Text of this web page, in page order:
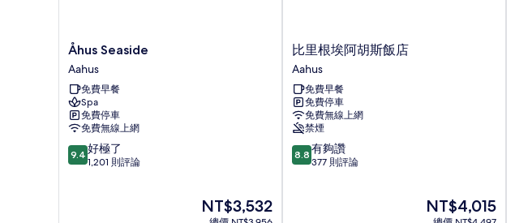
Åhus
Seaside
Aahus
Åhus Seaside
Aahus
免費早餐
Spa
免費停車
免費無線上網
9.4
分，
9.4 好極了
1,201 則評論
現
在
NT$3,532
比
里
根
埃
阿
胡
斯
飯
店
比里根埃阿胡斯飯店
Aahus
免費早餐
免費停車
免費無線上網
禁煙
8.8
分，
8.8 有夠讚
377 則評論
現
在
NT$4,015